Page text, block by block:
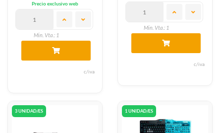
Precio exclusivo web
Min. Vta.: 1
c/iva
Min. Vta.: 1
c/iva
3 UNIDAD/ES 1 UNIDAD/ES